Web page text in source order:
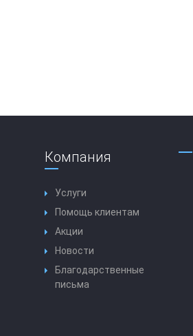
Компания
Услуги
Помощь клиентам
Акции
Новости
Благодарственные
письма